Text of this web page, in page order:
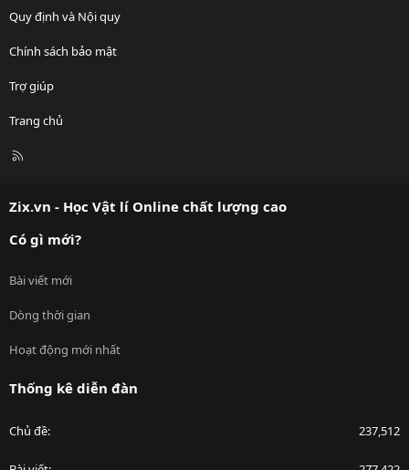
Quy định và Nội quy
Chính sách bảo mật
Trợ giúp
Trang chủ
R
Zix.vn - Học Vật lí Online chất lượng cao
Có gì mới?
Bài viết mới
Dòng thời gian
Hoạt động mới nhất
Thống kê diễn đàn
Chủ đề 237,512